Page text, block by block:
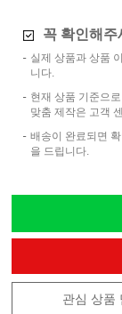
꼭 확인해주
실제 상품과 상품
니다.
현재 상품 기준으
맞춤 제작은 고객
배송이 완료되면
을 드립니다.
관심 상품